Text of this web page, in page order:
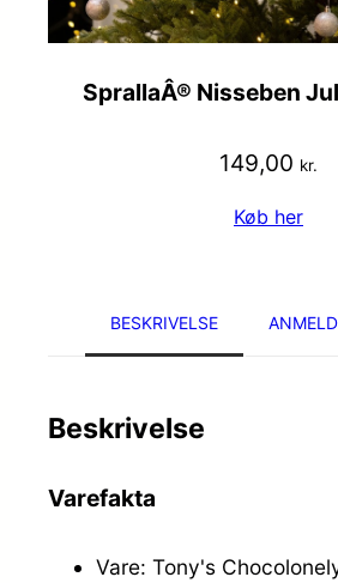
SprallaÂ® Nisseben
149,00 kr.
Køb her
BESKRIVELSE
Beskrivelse
Varefakta
Vare: Tony's